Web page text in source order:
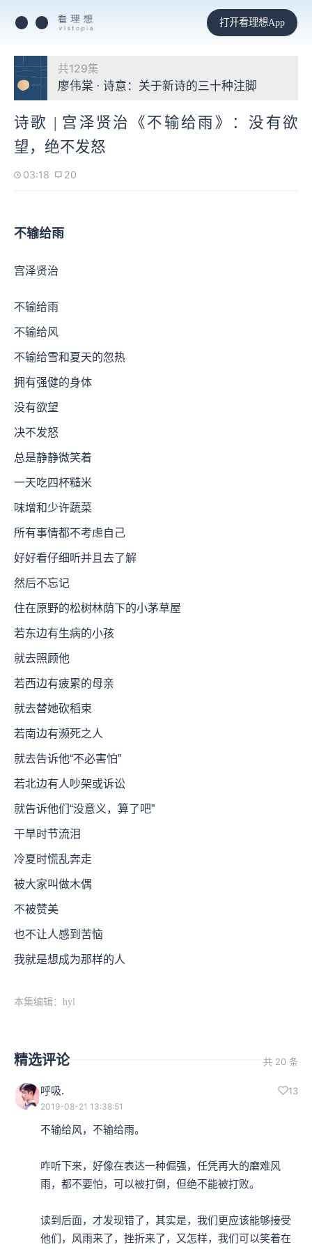
打开看理想App
共129集
廖伟棠 · 诗意：关于新诗的三十种注脚
诗歌 | 宫泽贤治《不输给雨》：没有欲
望，绝不发怒
03:18 20
不输给雨
宫泽贤治
不输给雨
不输给风
不输给雪和夏天的忽热
拥有强健的身体
没有欲望
决不发怒
总是静静微笑着
一天吃四杯糙米
味增和少许蔬菜
所有事情都不考虑自己
好好看仔细听并且去了解
然后不忘记
住在原野的松树林荫下的小茅草屋
若东边有生病的小孩
就去照顾他
若西边有疲累的母亲
就去替她砍稻束
若南边有濒死之人
就去告诉他“不必害怕”
若北边有人吵架或诉讼
就告诉他们“没意义，算了吧”
干旱时节流泪
冷夏时慌乱奔走
被大家叫做木偶
不被赞美
也不让人感到苦恼
我就是想成为那样的人
本集编辑：hyl
精选评论 共 20 条
呼吸. 13
2019-08-21 13:38:51
不输给风，不输给雨。
咋听下来，好像在表达一种倔强，任凭再大的磨难风
雨，都不要怕，可以被打倒，但绝不能被打败。
读到后面，才发现错了，其实是，我们更应该能够接受
他们，风雨来了，挫折来了，又怎样，我们可以笑着在